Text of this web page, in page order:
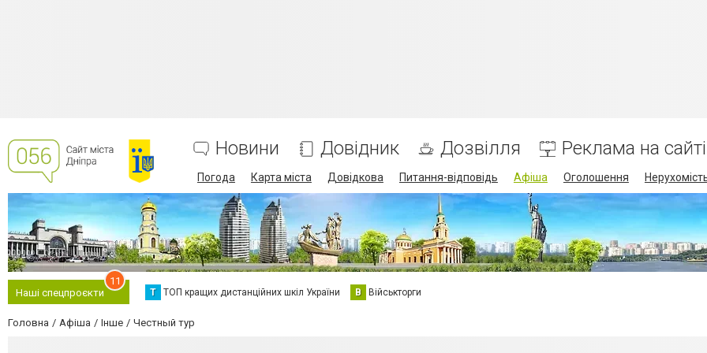
Новини Довідник Дозвілля Реклама на сайті
Погода Карта міста Довідкова Питання-відповідь Афіша Оголошення
Наші спецпроєкти
11
Т ТОП кращих дистанційних шкіл України В Військторги
Головна Афіша Інше Честный тур